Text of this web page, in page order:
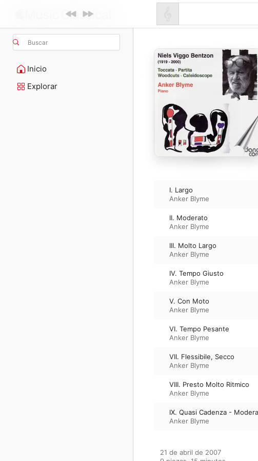
Buscar
Inicio
Explorar
I. Largo
Anker Blyme
II. Moderato
Anker Blyme
III. Molto Largo
Anker Blyme
IV. Tempo Giusto
Anker Blyme
V. Con Moto
Anker Blyme
VI. Tempo Pesante
Anker Blyme
VII. Flessibile, Secco
Anker Blyme
VIII. Presto Molto Ritmico
Anker Blyme
IX. Quasi Cadenza -
Anker Blyme
21 de abril de 2007